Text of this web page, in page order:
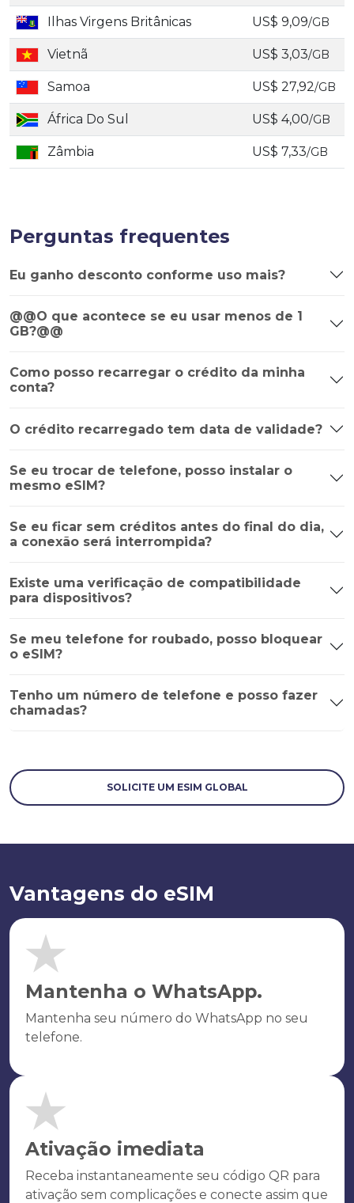
Ilhas Virgens Britânicas US$ 9,09/GB
Vietnã US$ 3,03/GB
Samoa US$ 27,92/GB
África Do Sul US$ 4,00/GB
Zâmbia US$ 7,33/GB
Perguntas frequentes
Eu ganho desconto conforme uso mais?
@@O que acontece se eu usar menos de 1
GB?@@
Como posso recarregar o crédito da minha
conta?
O crédito recarregado tem data de validade?
Se eu trocar de telefone, posso instalar o
mesmo eSIM?
Se eu ficar sem créditos antes do final do dia,
a conexão será interrompida?
Existe uma verificação de compatibilidade
para dispositivos?
Se meu telefone for roubado, posso bloquear
o eSIM?
Tenho um número de telefone e posso fazer
chamadas?
SOLICITE UM ESIM GLOBAL
Vantagens do eSIM
Mantenha o WhatsApp.
Mantenha seu número do WhatsApp no seu
telefone.
Ativação imediata
Receba instantaneamente seu código QR para
ativação sem complicações e conecte assim que